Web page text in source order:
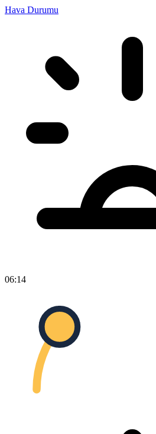
Hava Durumu
06:14